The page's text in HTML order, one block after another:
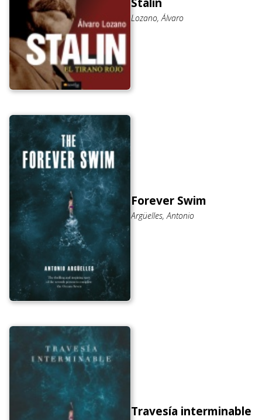
Stalin
Lozano, Álvaro
Forever Swim
Argüelles, Antonio
Travesía interminable